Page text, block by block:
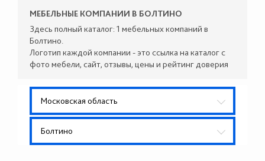
МЕБЕЛЬНЫЕ КОМПАНИИ В БОЛТИНО
Здесь полный каталог: 1 мебельных компаний в
Болтино.
Логотип каждой компании - это ссылка на каталог с
фото мебели, сайт, отзывы, цены и рейтинг доверия
Московская область
Болтино